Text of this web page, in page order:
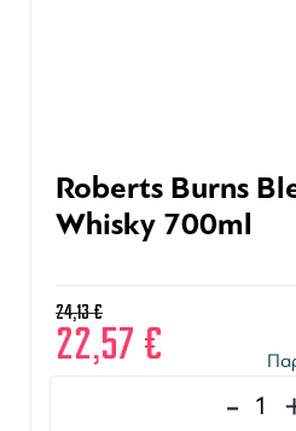
Roberts Burns
Whisky 700ml
24,13€
22,57 €
-